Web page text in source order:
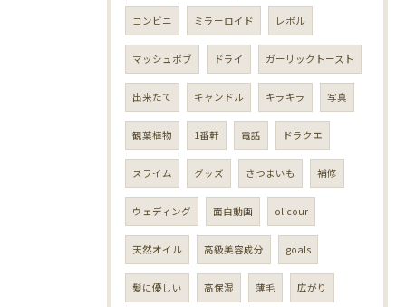
コンビニ ミラーロイド レボル
マッシュボブ ドライ ガーリックトースト
出来たて キャンドル キラキラ 写真
観葉植物 1番軒 電話 ドラクエ
スライム グッズ さつまいも 補修
ウェディング 面白動画 olicour
天然オイル 高級美容成分 goals
髪に優しい 高保湿 薄毛 広がり